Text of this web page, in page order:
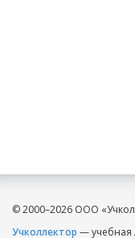
© 2000–2026 ООО
Учколлектор — учебная